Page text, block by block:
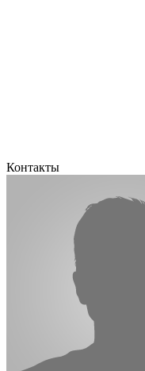
Контакты